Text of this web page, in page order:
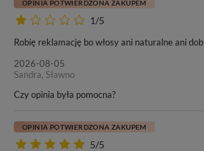
1/5
OPINIA POTWIERDZONA ZAKUPEM
Robię reklamację bo włosy ani naturalne ani
2026-08-05
Sandra, Sławno
Czy opinia była pomocna?
5/5
OPINIA POTWIERDZONA ZAKUPEM